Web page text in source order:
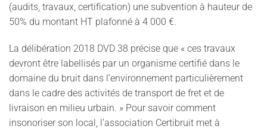
(audits, travaux, certification) une subvention à hauteur de
50% du montant HT plafonné à 4 000 €.
La délibération 2018 DVD 38 précise que « ces travaux
devront être labellisés par un organisme certifié dans le
domaine du bruit dans l’environnement particulièrement
dans le cadre des activités de transport de fret et de
livraison en milieu urbain. » Pour savoir comment
insonoriser son local, l’association Certibruit met à